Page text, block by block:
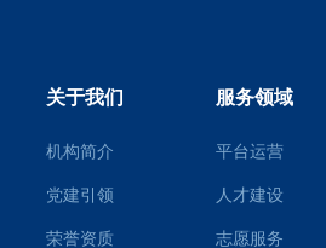
关于我们
机构简介
党建引领
荣誉资质
服务领域
平台运营
人才建设
志愿服务